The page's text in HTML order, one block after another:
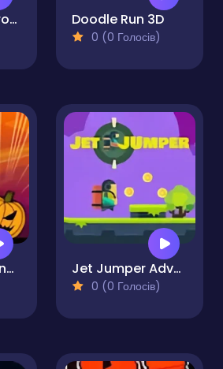
Snowball Destroyer Doodle Run 3D
0 (0 Голосів)
Skibidi Toilet And The Pumpkin Jet Jumper Adventure
0 (0 Голосів)